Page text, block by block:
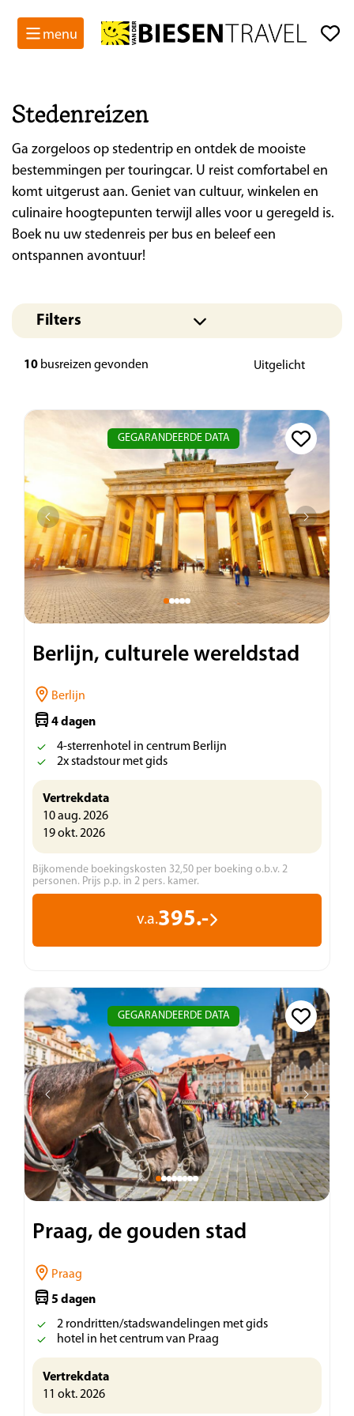
menu
Stedenreizen
Ga zorgeloos op stedentrip en ontdek de mooiste
bestemmingen per touringcar. U reist comfortabel en
komt uitgerust aan. Geniet van cultuur, winkelen en
culinaire hoogtepunten terwijl alles voor u geregeld is.
Boek nu uw stedenreis per bus en beleef een
ontspannen avontuur!
Filters
10 busreizen gevonden
GEGARANDEERDE DATA
Berlijn, culturele wereldstad
Berlijn
4 dagen
4-sterrenhotel in centrum Berlijn
2x stadstour met gids
Vertrekdata
10 aug. 2026
19 okt. 2026
Bijkomende boekingskosten 32,50 per boeking o.b.v. 2
personen. Prijs p.p. in 2 pers. kamer.
v.a.395.-
GEGARANDEERDE DATA
Praag, de gouden stad
Praag
5 dagen
2 rondritten/stadswandelingen met gids
hotel in het centrum van Praag
Vertrekdata
11 okt. 2026